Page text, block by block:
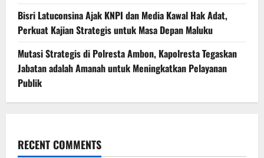
Bisri Latuconsina Ajak KNPI dan Media Kawal Hak Adat,
Perkuat Kajian Strategis untuk Masa Depan Maluku
Mutasi Strategis di Polresta Ambon, Kapolresta Tegaskan
Jabatan adalah Amanah untuk Meningkatkan Pelayanan
Publik
RECENT COMMENTS